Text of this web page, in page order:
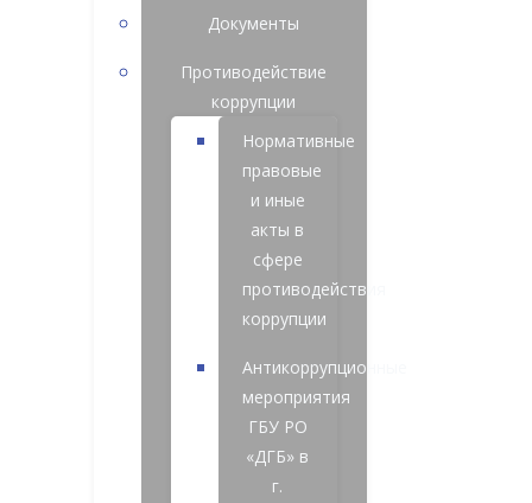
Документы
Противодействие
коррупции
Нормативные
правовые
и иные
акты в
сфере
противодействия
коррупции
Антикоррупционные
мероприятия
ГБУ РО
«ДГБ» в
г.